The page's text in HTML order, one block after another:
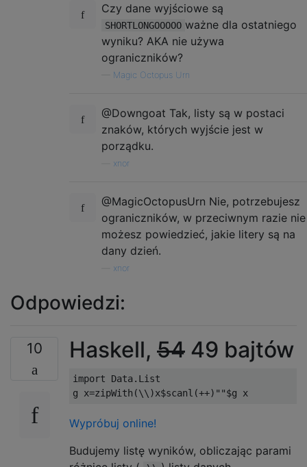
Czy dane wyjściowe są
SHORTLONGOOOOO ważne dla ostatniego
wyniku? AKA nie używa
ograniczników?
Magic Octopus Urn
@Downgoat Tak, listy są w postaci
znaków, których wyjście jest w
porządku.
xnor
@MagicOctopusUrn Nie, potrzebujesz
ograniczników, w przeciwnym razie nie
możesz powiedzieć, jakie litery są na
dany dzień.
xnor
Odpowiedzi:
10 Haskell, 54 49 bajtów
import Data.List
Wypróbuj online!
Budujemy listę wyników, obliczając parami